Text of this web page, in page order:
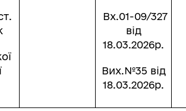
Вх.01-09/327
від
18.03.2026р.
Вих.№35 від
18.03.2026р.